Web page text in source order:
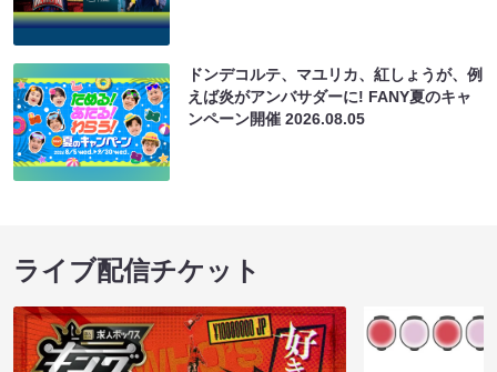
ドンデコルテ、マユリカ、紅しょうが、例
えば炎がアンバサダーに! FANY夏のキャ
ンペーン開催2026.08.05
ライブ配信チケット